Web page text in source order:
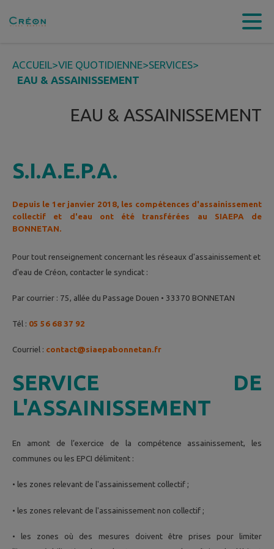
Contenu
ACCUEIL>VIE QUOTIDIENNE>SERVICES>
EAU & ASSAINISSEMENT
EAU & ASSAINISSEMENT
S.I.A.E.P.A.
Depuis le 1er janvier 2018, les compétences d'assainissement
collectif et d'eau ont été transférées au SIAEPA de
BONNETAN.
Pour tout renseignement concernant les réseaux d'assainissement et
d'eau de Créon, contacter le syndicat :
Par courrier : 75, allée du Passage Douen • 33370 BONNETAN
Tél : 05 56 68 37 92
Courriel : contact@siaepabonnetan.fr
SERVICE DE
L'ASSAINISSEMENT
En amont de l’exercice de la compétence assainissement, les
communes ou les EPCI délimitent :
• les zones relevant de l'assainissement collectif ;
• les zones relevant de l'assainissement non collectif ;
• les zones où des mesures doivent être prises pour limiter